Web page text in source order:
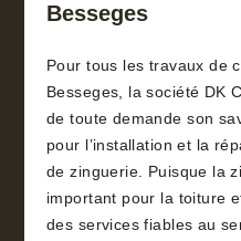
Besseges
Pour tous les travaux de
Besseges, la société DK
de toute demande son
pour l’installation et la
de zinguerie. Puisque la
important pour la toiture
des services fiables au